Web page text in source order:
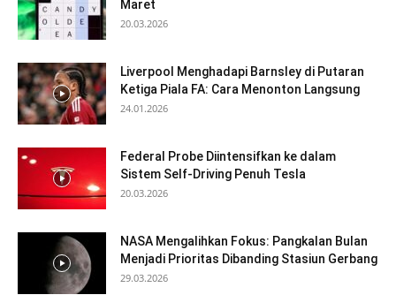
Maret
20.03.2026
Liverpool Menghadapi Barnsley di Putaran
Ketiga Piala FA: Cara Menonton Langsung
24.01.2026
Federal Probe Diintensifkan ke dalam
Sistem Self-Driving Penuh Tesla
20.03.2026
NASA Mengalihkan Fokus: Pangkalan Bulan
Menjadi Prioritas Dibanding Stasiun Gerbang
29.03.2026